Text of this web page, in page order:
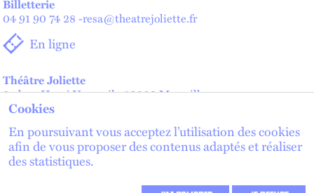
Billetterie
04 91 90 74 28 -resa@theatrejoliette.fr
En ligne
Théâtre Joliette
2 place Henri Verneuil - 13002 Marseille
Théâtre de Lenche — Maison des artistes
2 place de Lenche - 13002 Marseille
lien externe
lien externe
lien externe
Cookies
En poursuivant vous acceptez l’utilisation des cookies
afin de vous proposer des contenus adaptés et réaliser
des statistiques.